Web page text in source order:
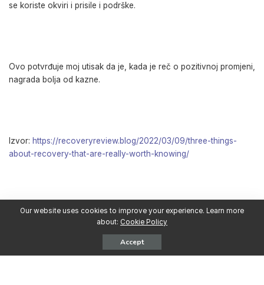
se koriste okviri i prisile i podrške.
Ovo potvrđuje moj utisak da je, kada je reč o pozitivnoj promjeni,
nagrada bolja od kazne.
Izvor: https://recoveryreview.blog/2022/03/09/three-things-
about-recovery-that-are-really-worth-knowing/
Our website uses cookies to improve your experience. Learn more
about: Cookie Policy
Accept